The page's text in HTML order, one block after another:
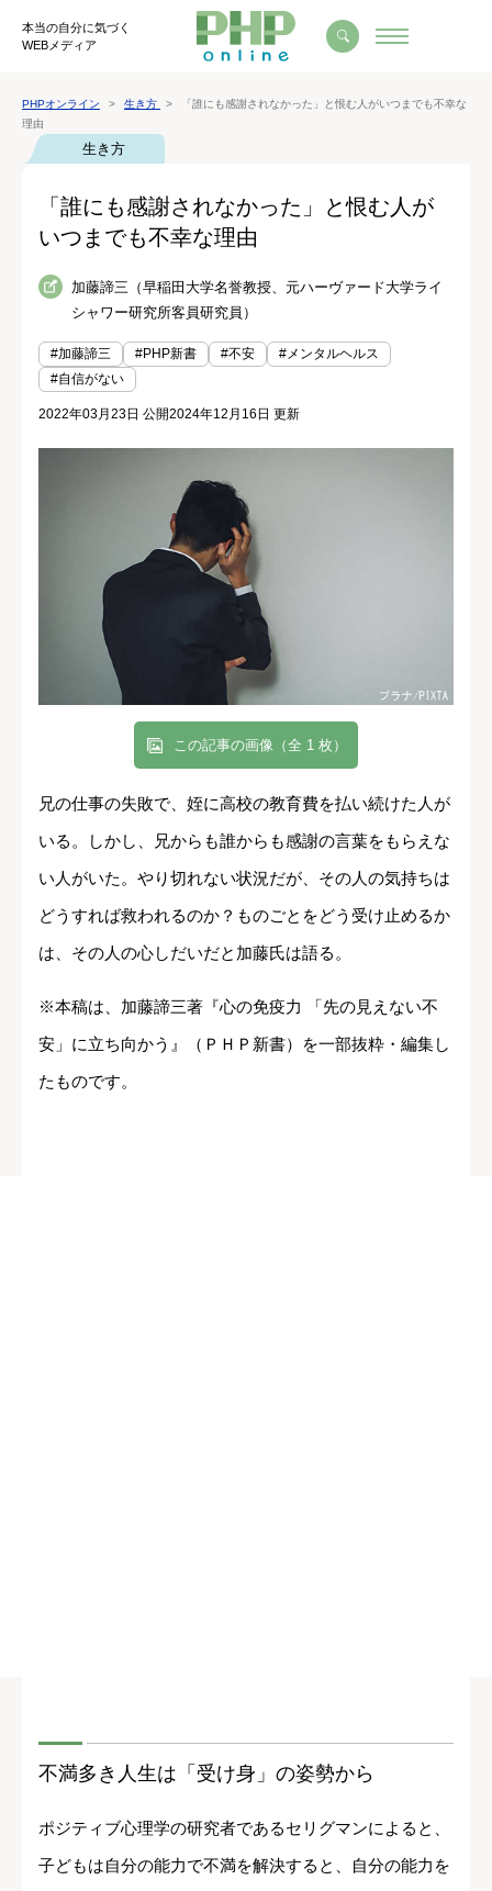
本当の自分に気づく
WEBメディア
PHPオンライン 生き方
「誰にも感謝されなかった」と恨む人がいつまでも不幸な
理由
生き方
「誰にも感謝されなかった」と恨む人が
いつまでも不幸な理由
加藤諦三（早稲田大学名誉教授、元ハーヴァード大学ライ
シャワー研究所客員研究員）
#加藤諦三 #PHP新書 #不安
#メンタルヘルス
#自信がない
2022年03月23日 公開2024年12月16日 更新
この記事の画像（全 1 枚）
兄の仕事の失敗で、姪に高校の教育費を払い続けた人が
いる。しかし、兄からも誰からも感謝の言葉をもらえな
い人がいた。やり切れない状況だが、その人の気持ちは
どうすれば救われるのか？ものごとをどう受け止めるか
は、その人の心しだいだと加藤氏は語る。
※本稿は、加藤諦三著『心の免疫力 「先の見えない不
安」に立ち向かう』（ＰＨＰ新書）を一部抜粋・編集し
たものです。
不満多き人生は「受け身」の姿勢から
ポジティブ心理学の研究者であるセリグマンによると、
子どもは自分の能力で不満を解決すると、自分の能力を